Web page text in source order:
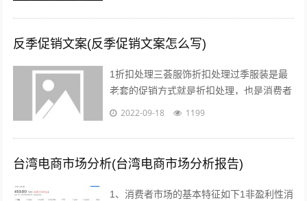
反季促销文案(反季促销文案怎么写)
1折扣处理三荟服饰折扣处理过季服装是最
老套的促销方式就是折扣处理，也是消费者
最愿意接受的方式也有很多消费者比较乐意
2022-09-18 1199
台湾电商市场分析(台湾电商市场分析报告)
1、消费者市场的基本特征如下1非盈利性消